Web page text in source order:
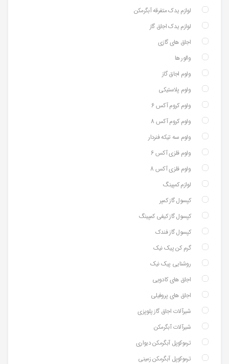
لوازم یدک متفرقه آبگرمکن
لوازم یدک اجاق گاز
اجاق های گازی
والور ها
ولوم اجاق گاز
ولوم پلاستیکی
ولوم کروم آکس 6
ولوم کروم آکس 8
ولوم سه تیکه فنردار
ولوم فلزی آکس 6
ولوم فلزی آکس 8
لوازم کمپینگ
کپسول گاز کمپر
کپسول گاز کیفی کمپینگ
کپسول گاز فندک
گرم کن پیک نیک
روشنایی پیک نیک
اجاق های کادویی
اجاق های پروفیلی
شیرآلات اجاق گاز پلوپزی
شیرآلات آبگرمکن
ترموکوپل آبگرمکن دیواری
ترموکوپل آبگرمکن زمینی